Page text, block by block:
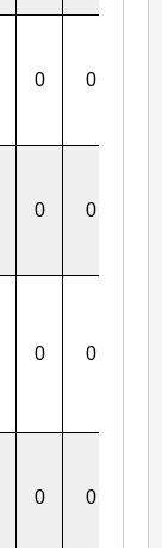
0 0
0 0
0 0
0 0